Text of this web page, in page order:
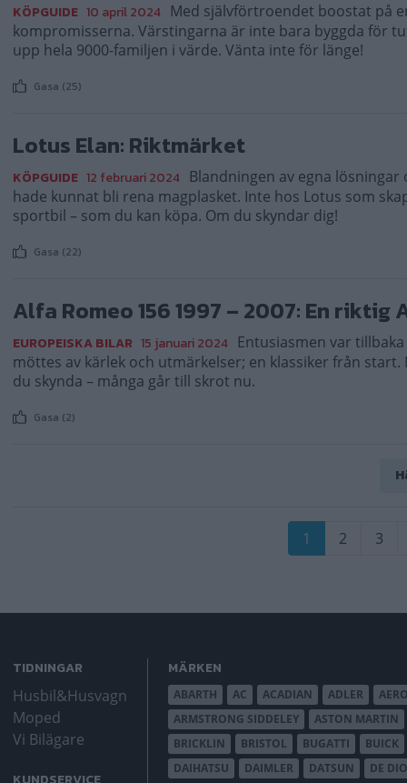
KÖPGUIDE 10 april 2024 Med självförtroendet boostat på
kompromisserna. Värstingarna är inte bara byggda för
upp hela 9000-familjen i värde. Vänta inte för länge!
Gasa (25)
Lotus Elan: Riktmärket
KÖPGUIDE 12 februari 2024 Blandningen av egna
hade kunnat bli rena magplasket. Inte hos Lotus som
sportbil – som du kan köpa. Om du skyndar dig!
Gasa (22)
Alfa Romeo 156 1997 – 2007: En riktig
EUROPEISKA BILAR 15 januari 2024 Entusiasmen var
möttes av kärlek och utmärkelser; en klassiker från
du skynda – många går till skrot nu.
Gasa (2)
Nuvarande
1 Sida
2 Sida
3
TIDNINGAR
Husbil&Husvagn
Moped
Vi Bilägare
MÄRKEN
ABARTH AC ACADIAN ADLER
ARMSTRONG SIDDELEY
ASTON MARTIN
BRICKLIN
BRISTOL BUGATTI BUICK
DAIHATSU
DAIMLER DATSUN DE